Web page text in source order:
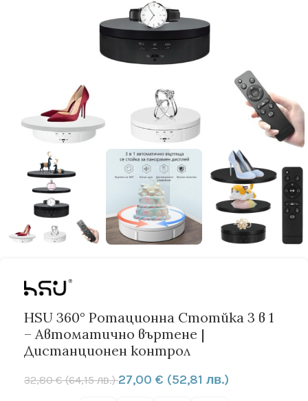
HSU 360° Ротационна Стотйка 3 в 1
– Автоматично въртене |
Дистанционен контрол
32,80€(64,15 лв.)27,00 € (52,81 лв.)